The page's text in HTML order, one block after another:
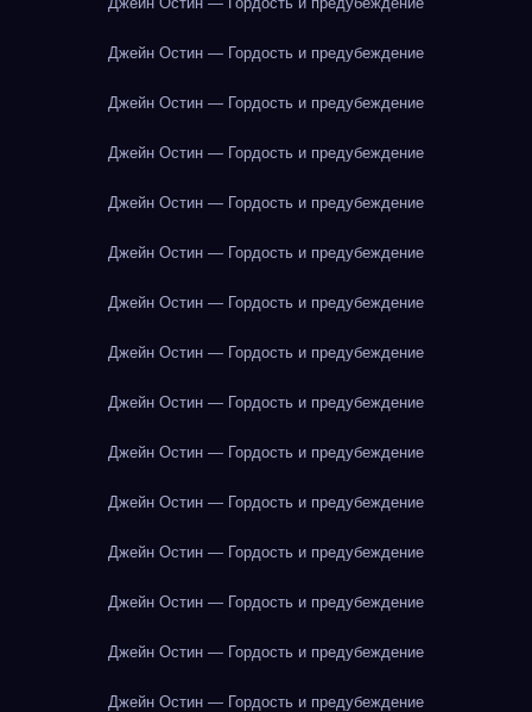
Джейн Остин — Гордость и предубеждение
Джейн Остин — Гордость и предубеждение
Джейн Остин — Гордость и предубеждение
Джейн Остин — Гордость и предубеждение
Джейн Остин — Гордость и предубеждение
Джейн Остин — Гордость и предубеждение
Джейн Остин — Гордость и предубеждение
Джейн Остин — Гордость и предубеждение
Джейн Остин — Гордость и предубеждение
Джейн Остин — Гордость и предубеждение
Джейн Остин — Гордость и предубеждение
Джейн Остин — Гордость и предубеждение
Джейн Остин — Гордость и предубеждение
Джейн Остин — Гордость и предубеждение